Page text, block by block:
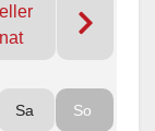
Sa So